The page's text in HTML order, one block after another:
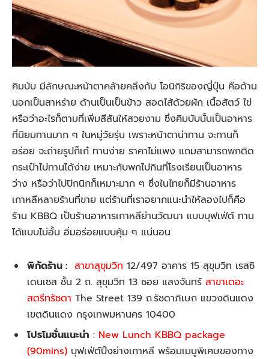
คิมบับ มีลักษณะหน้าตาคล้ายคลึงกับ โอนิกิริของญี่ปุ่น คือด้าน
นอกเป็นสาหร่าย ด้านเป็นเป็นข้าว สอดไส้ด้วยผัก เนื้อสัตว์ ไข่
หรือว่าอะไรก็ตามที่เพิ่มสีสันให้สวยงาม ซึ่งคิมบับนั้นเป็นอาหาร
ที่นิยมทานมาก ๆ ในหมู่วัยรุ่น เพราะหน้าตาน่าทาน จะทานก็
อร่อย จะถ่ายรูปก็เก๋ ทานง่าย ราคาไม่แพง แถมสามารถพกติด
กระเป๋าไปทานได้ง่าย เหมาะกับพกไปกินที่โรงเรียนเป็นอาหาร
ว่าง หรือว่าไปปิกนิกก็เหมาะมาก ๆ ซึ่งในไทยก็มีร้านอาหาร
เกาหลีหลายร้านที่ขาย แต่ร้านที่เราอยากแนะนำให้ลองไปก็คือ
ร้าน KBBQ เป็นร้านอาหารเกาหลีย่านวัฒนา แบบบุฟเฟ่ต์ ทาน
ได้แบบไม่อั้น อิ่มอร่อยแบบคุ้ม ๆ แน่นอน
พิกัดร้าน : สาขาสุขุมวิท 12/497 อาคาร 15 สุขุมวิท เรสซิ
เดนเซส ชั้น 2 ถ. สุขุมวิท 13 ซอย แสงจันทร์ สาขาเดอะ
สตรีทรัชดา The Street 139 ถ.รัชดาภิเษก แขวงดินแดง
เขตดินแดง กรุงเทพมหานคร 10400
โปรโมชั่นแนะนำ : New Lunch KBBQ package
(90mins) บุฟเฟ่ต์ปิ้งย่างเกาหลี พร้อมเมนูพิเศษของทาง